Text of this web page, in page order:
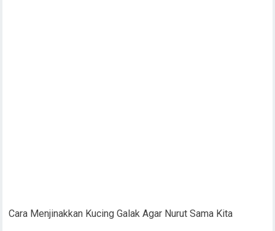
Cara Menjinakkan Kucing Galak Agar Nurut Sama Kita